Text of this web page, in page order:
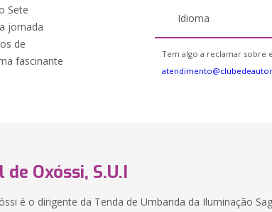
Sete
jornada
de
fascinante
Idioma
Tem algo a reclamar sobre
de Oxóssi, S.U.I
é o dirigente da Tenda de Umbanda da Iluminação